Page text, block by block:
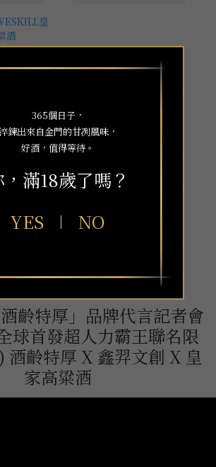
酒齡特厚」品牌代言記者會
球首發超人力霸王聯名限
酒齡特厚 X 鑫羿文創 X 皇
家高粱酒
365個日子，
鍊出來自金門的甘冽風味，
好酒，值得等待。
滿18歲了嗎？
YES
｜ NO